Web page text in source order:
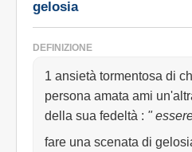
gelosia
DEFINIZIONE
1 ansietà tormentosa di
persona amata ami
della sua fedeltà : "
fare una scenata di